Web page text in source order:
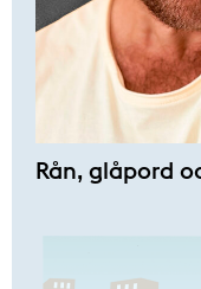
Rån, glåpord